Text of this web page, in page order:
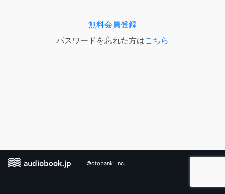
無料会員登録
パスワードを忘れた方はこちら
©otobank, Inc.